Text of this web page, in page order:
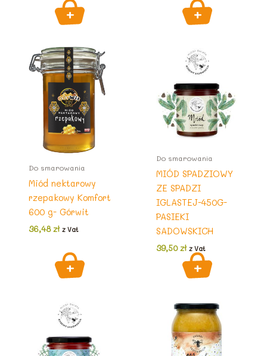
Do smarowania
Miód nektarowy
rzepakowy Komfort
600 g- Górwit
36,48zł z Vat
Do smarowania
MIÓD SPADZIOWY
ZE SPADZI
IGLASTEJ-450G-
PASIEKI
SADOWSKICH
39,50zł z Vat